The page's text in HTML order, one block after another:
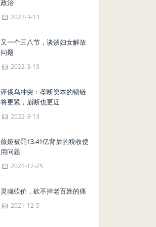
政治
2022-3-13
又一个三八节，谈谈妇女解放
问题
2022-3-13
评俄乌冲突：垄断资本的锁链
将更紧，崩断也更近
2022-3-13
薇娅被罚13.41亿背后的税收使
用问题
2021-12-25
灵魂砍价，砍不掉老百姓的痛
2021-12-5